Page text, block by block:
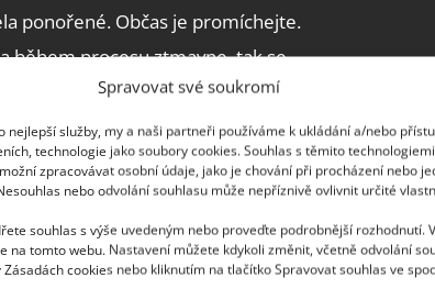
Spravovat své soukromí
nejlepší služby, my a naši partneři používáme k ukládání a/nebo
technologie jako soubory cookies. Souhlas s těmito
zpracovávat osobní údaje, jako je chování při procházení nebo
nebo odvolání souhlasu může nepříznivě ovlivnit určité
souhlas s výše uvedeným nebo proveďte podrobnější rozhodnutí.
na tomto webu. Nastavení můžete kdykoli změnit, včetně odvolání
cookies nebo kliknutím na tlačítko Spravovat souhlas ve
ponořené. Občas je promíchejte.
během procesu ztmavne, tak se
ideálně v pračce na program pro
na vzduchu nebo v sušičce.
prádla v zimě lze snadno
odvlhčovač a větrání